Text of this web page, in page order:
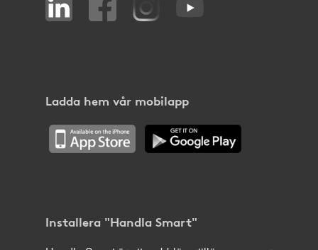
Ladda hem vår mobilapp
Installera "Handla Smart"